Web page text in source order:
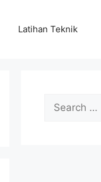
Latihan Teknik
Search
for: